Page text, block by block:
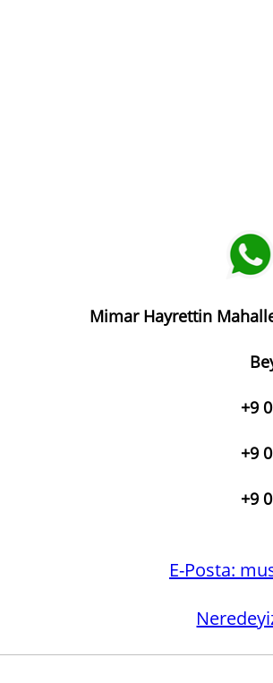
Mimar Hayrettin
+9
+9
+9
E-Posta: